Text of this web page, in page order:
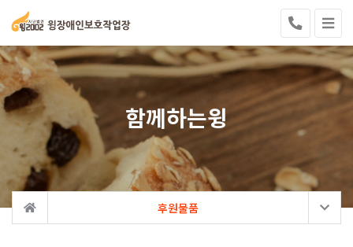
함께하는윙
후원물품